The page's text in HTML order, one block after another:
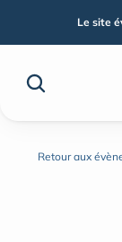
Retour aux
Le site